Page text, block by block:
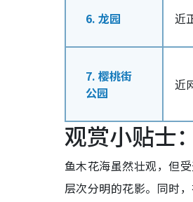
6. 龙园 近
7. 樱桃街
公园
近
观赏小贴士
鱼木花海虽然壮观，但
层次分明的花影。同时